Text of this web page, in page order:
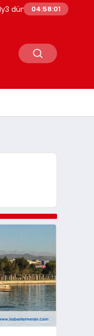
genelinde kullanıma
04:58:02